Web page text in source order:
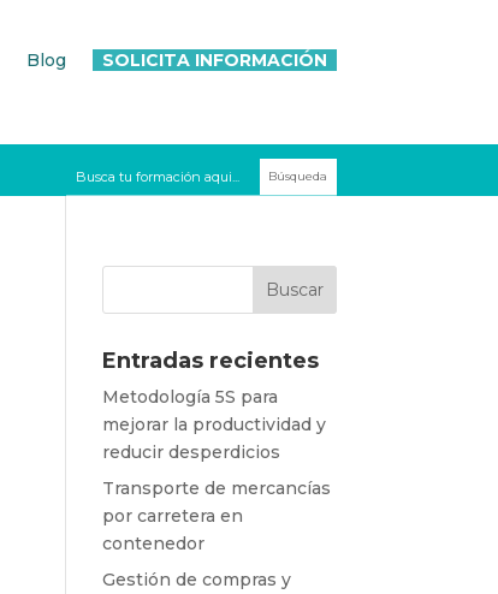
Blog SOLICITA INFORMACIÓN
Entradas recientes
Metodología 5S para
mejorar la productividad y
reducir desperdicios
Transporte de mercancías
por carretera en
contenedor
Gestión de compras y